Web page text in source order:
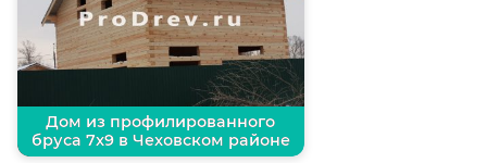
Дом из профилированного
бруса 7х9 в Чеховском районе